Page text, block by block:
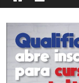
Prefeitura
Estância
Turística